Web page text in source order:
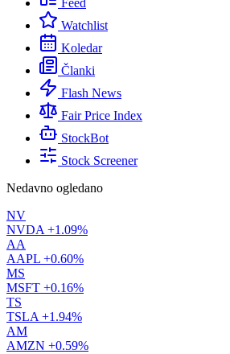
Feed
Watchlist
Koledar
Članki
Flash News
Fair Price Index
StockBot
Stock Screener
Nedavno ogledano
NV
NVDA +1.09%
AA
AAPL +0.60%
MS
MSFT +0.16%
TS
TSLA +1.94%
AM
AMZN +0.59%